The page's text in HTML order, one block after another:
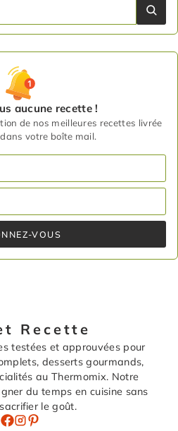
aucune recette !
de nos meilleures recettes livrée
votre boîte mail.
VOUS
Recette
testées et approuvées pour
desserts gourmands,
au Thermomix. Notre
du temps en cuisine sans
le goût.